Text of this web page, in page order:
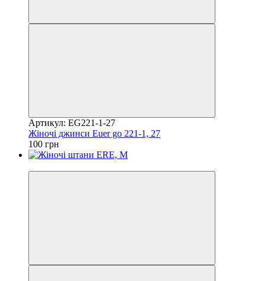
Артикул: EG221-1-27
Жіночі джинси Euer go 221-1, 27
100 грн